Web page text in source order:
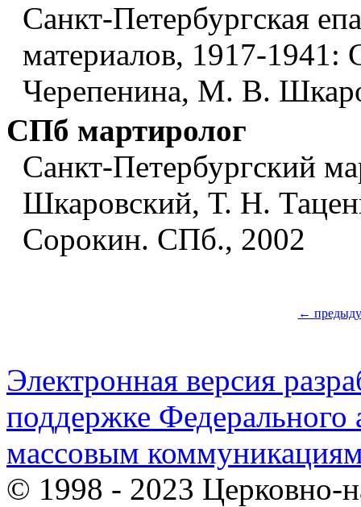
Санкт-Петербургская
материалов, 1917-
Черепенина, М. В.
СПб мартиролог
Санкт-Петербургский
Шкаровский, Т. Н.
Сорокин. СПб., 2002
←
Электронная версия
поддержке Федерального
массовым
© 1998 - 2023 Церковно-